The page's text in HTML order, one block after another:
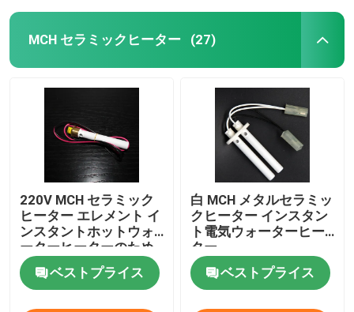
MCH セラミックヒーター (27)
220V MCH セラミック
ヒーター エレメント イ
ンスタントホットウォ
ーターヒーターのため
のカスタマイズされた
寸法 ベストプライス
白 MCH メタルセラミッ
クヒーター インスタン
ト電気ウォーターヒー
ター
ベストプライス